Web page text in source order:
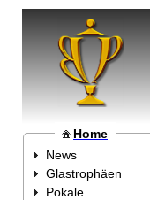
Home
News
Glastrophäen
Pokale